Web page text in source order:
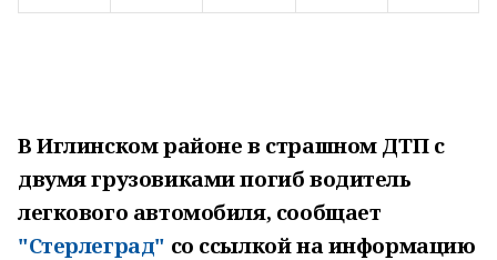
В Иглинском районев страшном ДТП с
двумя грузовиками погиб водитель
легкового автомобиля, сообщает
"Стерлеград" со ссылкой на информацию